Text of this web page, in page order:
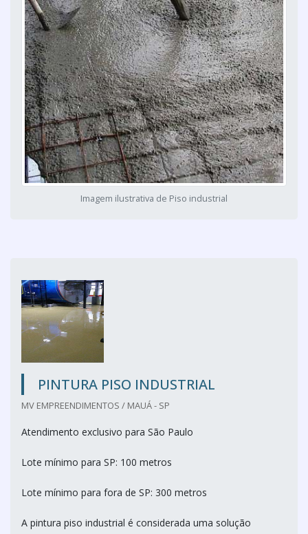
Imagem ilustrativa de Piso industrial
PINTURA PISO INDUSTRIAL
MV EMPREENDIMENTOS / MAUÁ - SP
Atendimento exclusivo para São Paulo
Lote mínimo para SP: 100 metros
Lote mínimo para fora de SP: 300 metros
A pintura piso industrial é considerada uma solução